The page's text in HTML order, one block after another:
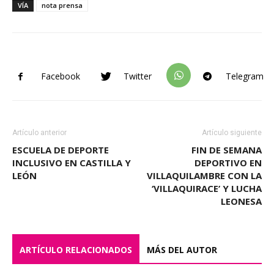
VÍA nota prensa
Facebook Twitter Telegram
Artículo anterior
ESCUELA DE DEPORTE
INCLUSIVO EN CASTILLA Y
LEÓN
Artículo siguiente
FIN DE SEMANA
DEPORTIVO EN
VILLAQUILAMBRE CON LA
‘VILLAQUIRACE’ Y LUCHA
LEONESA
ARTÍCULO RELACIONADOS MÁS DEL AUTOR